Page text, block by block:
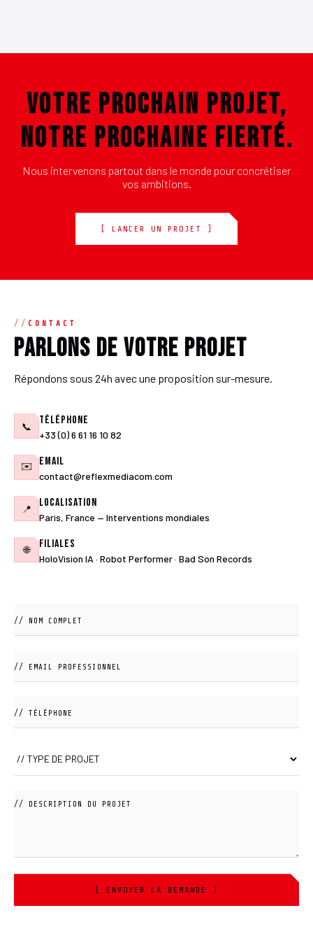
VOTRE PROCHAIN PROJET,
NOTRE PROCHAINE FIERTÉ.
Nous intervenons partout dans le monde pour concrétiser
vos ambitions.
[ LANCER UN PROJET ]
CONTACT
Parlons de votre projet
Répondons sous 24h avec une proposition sur-mesure.
📞 Téléphone
+33 (0) 6 61 16 10 82
✉️ Email
contact@reflexmediacom.com
📍 Localisation
Paris, France — Interventions mondiales
🌐 Filiales
HoloVision IA · Robot Performer · Bad Son Records
[ ENVOYER LA DEMANDE ]